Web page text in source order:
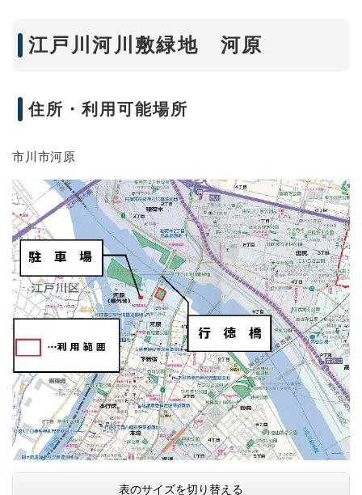
江戸川河川敷緑地 河原
住所・利用可能場所
市川市河原
表のサイズを切り替える